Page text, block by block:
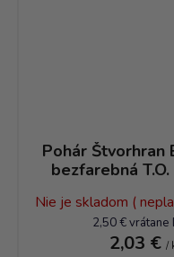
Pohár Štvorhran
bezfarebná
Nie je skladom (
2,50 € vrátane
2,03 € /